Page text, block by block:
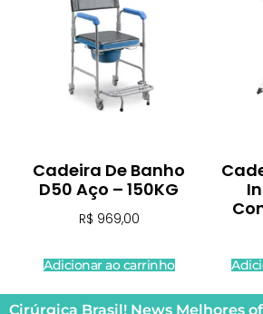
Cadeira De Banho
D50 Aço – 150KG
R$ 969,00
Adicionar ao carrinho
Cirúrgica Brasil! News Melhores